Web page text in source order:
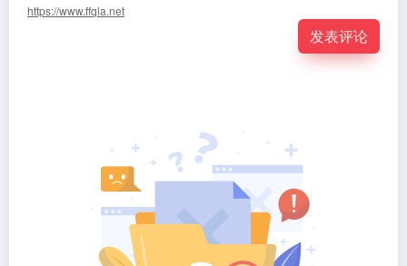
https://www.ffqla.net
发表评论